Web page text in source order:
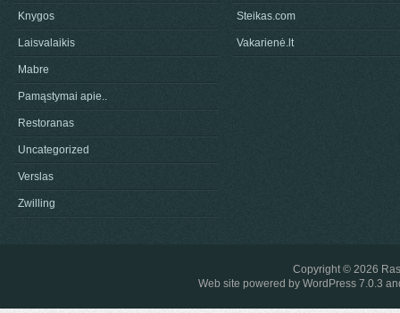
Knygos
Laisvalaikis
Mabre
Pamąstymai apie..
Restoranas
Uncategorized
Verslas
Zwilling
Steikas.com
Vakarienė.lt
Copyright © 2026
Web site powered by WordPress 7.0.3